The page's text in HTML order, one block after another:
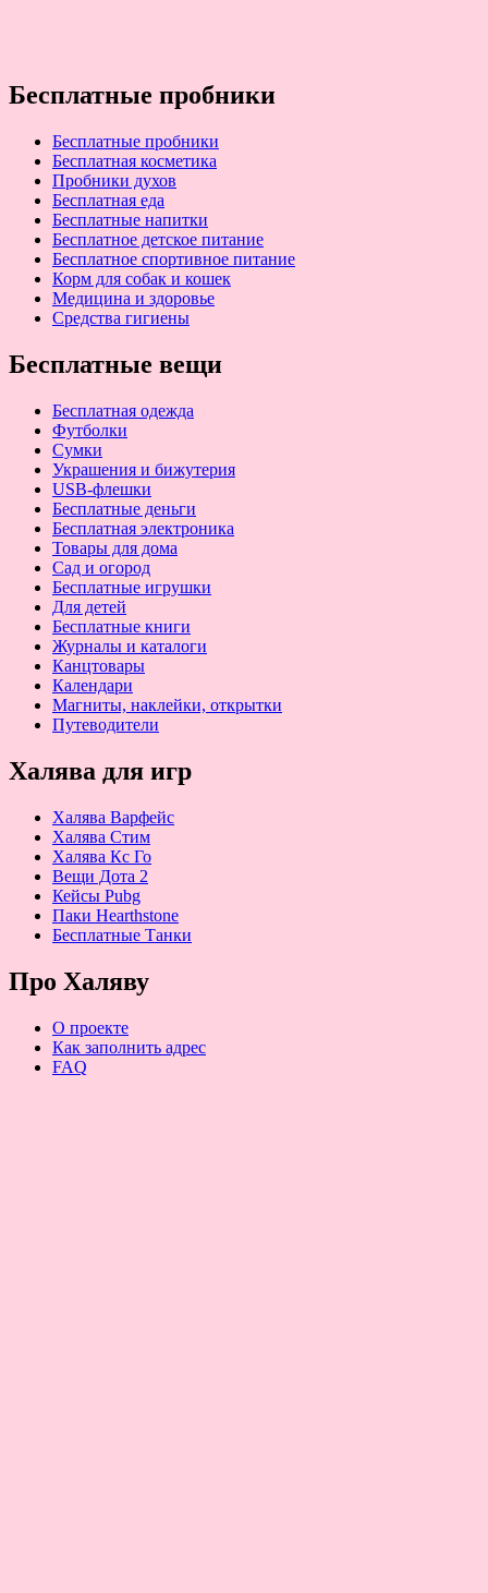
Бесплатные пробники
Бесплатные пробники
Бесплатная косметика
Пробники духов
Бесплатная еда
Бесплатные напитки
Бесплатное детское питание
Бесплатное спортивное питание
Корм для собак и кошек
Медицина и здоровье
Средства гигиены
Бесплатные вещи
Бесплатная одежда
Футболки
Сумки
Украшения и бижутерия
USB-флешки
Бесплатные деньги
Бесплатная электроника
Товары для дома
Сад и огород
Бесплатные игрушки
Для детей
Бесплатные книги
Журналы и каталоги
Канцтовары
Календари
Магниты, наклейки, открытки
Путеводители
Халява для игр
Халява Варфейс
Халява Стим
Халява Кс Го
Вещи Дота 2
Кейсы Pubg
Паки Hearthstone
Бесплатные Танки
Про Халяву
О проекте
Как заполнить адрес
FAQ